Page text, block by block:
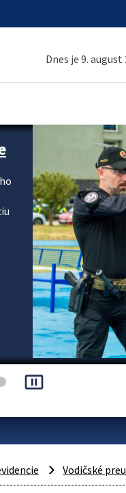
Dnes je 9.
pause_presentation
Vodičské